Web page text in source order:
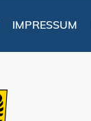
IMPRESSUM